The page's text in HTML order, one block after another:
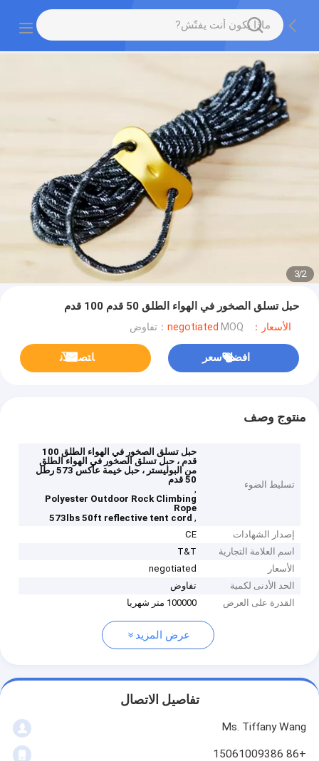
2
/
3
حبل تسلق الصخور في الهواء الطلق 50 قدم 100 قدم
الأسعار：negotiated MOQ：تفاوض
افضل سعر ﺎﺘﺼﻟ ﺍﻶﻧ
منتوج وصف
تسليط الضوء
حبل تسلق الصخور في الهواء الطلق 100
قدم ، حبل تسلق الصخور في الهواء الطلق
من البوليستر ، حبل خيمة عاكس 573 رطل
50 قدم
,
Polyester Outdoor Rock Climbing
Rope
,
573lbs 50ft reflective tent cord
إصدار الشهادات
CE
اسم العلامة التجارية
T&T
الأسعار
negotiated
الحد الأدنى لكمية
تفاوض
القدرة على العرض
100000 متر شهريا
عرض المزيد
تفاصيل الاتصال
Ms. Tiffany Wang
+86 15061009386